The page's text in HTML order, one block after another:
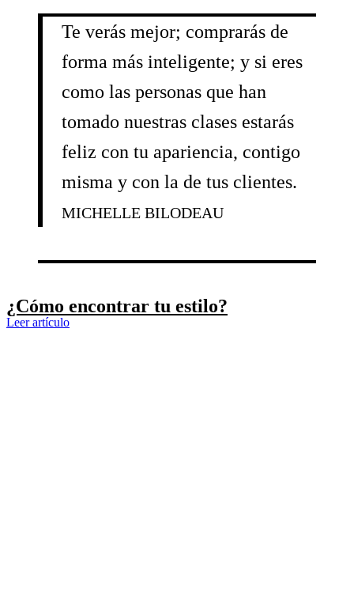
Te verás mejor; comprarás de
forma más inteligente; y si eres
como las personas que han
tomado nuestras clases estarás
feliz con tu apariencia, contigo
misma y con la de tus clientes.
MICHELLE BILODEAU
¿Cómo encontrar tu estilo?
Leer artículo